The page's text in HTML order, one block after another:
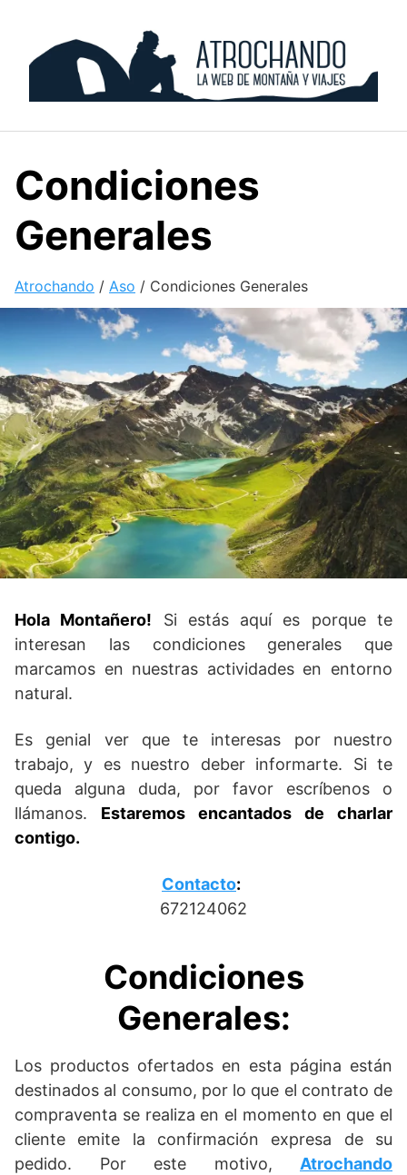
content
Condiciones
Generales
Atrochando / Aso / Condiciones Generales
Hola Montañero! Si estás aquí es porque te
interesan las condiciones generales que
marcamos en nuestras actividades en entorno
natural.
Es genial ver que te interesas por nuestro
trabajo, y es nuestro deber informarte. Si te
queda alguna duda, por favor escríbenos o
llámanos. Estaremos encantados de charlar
contigo.
Contacto:
672124062
Condiciones
Generales:
Los productos ofertados en esta página están
destinados al consumo, por lo que el contrato de
compraventa se realiza en el momento en que el
cliente emite la confirmación expresa de su
pedido. Por este motivo, Atrochando